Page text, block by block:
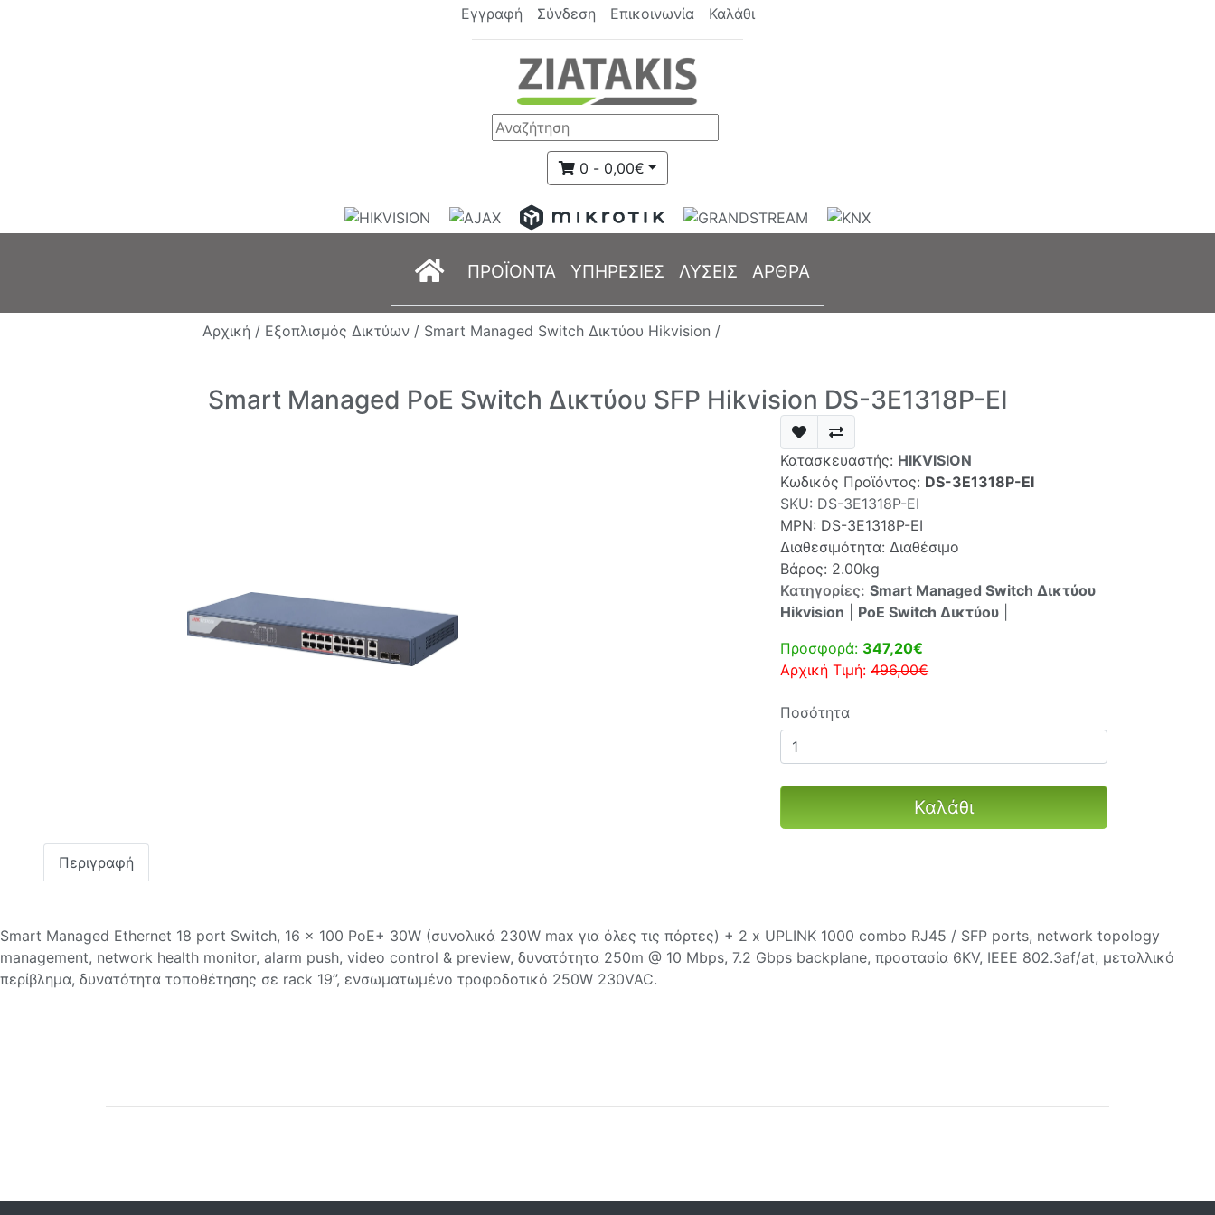
Εγγραφή Σύνδεση Επικοινωνία Καλάθι
0 - 0,00€
(current)
ΠΡΟΪΟΝΤΑ ΥΠΗΡΕΣΙΕΣ ΛΥΣΕΙΣ ΑΡΘΡΑ
Αρχική / Εξοπλισμός Δικτύων / Smart Managed Switch Δικτύου Hikvision /
Smart Managed PoE Switch Δικτύου SFP Hikvision DS-3E1318P-EI
Κατασκευαστής: HIKVISION
Κωδικός Προϊόντος: DS-3E1318P-EI
SKU: DS-3E1318P-EI
MPN: DS-3E1318P-EI
Διαθεσιμότητα: Διαθέσιμο
Βάρος: 2.00kg
Κατηγορίες: Smart Managed Switch Δικτύου
Hikvision
PoE Switch Δικτύου
Προσφορά: 347,20€
Αρχική Τιμή:496,00€
Ποσότητα
Καλάθι
Περιγραφή
Smart Managed Ethernet 18 port Switch, 16 x 100 PoE+ 30W (συνολικά 230W max για όλες τις πόρτες) + 2 x UPLINK 1000 combo RJ45 / SFP ports, network topology
management, network health monitor, alarm push, video control & preview, δυνατότητα 250m @ 10 Μbps, 7.2 Gbps backplane, προστασία 6KV, IEEE 802.3af/at, μεταλλικό
περίβλημα, δυνατότητα τοποθέτησης σε rack 19’’, ενσωματωμένο τροφοδοτικό 250W 230VAC.